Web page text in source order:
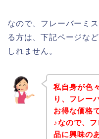
なので、フレーバーミ
る方は、下記ページな
しれません。
私自身が色
り、フレー
お得な価格
♪なので、
品に興味の